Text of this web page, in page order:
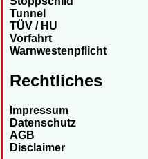
Tunnel
TÜV / HU
Vorfahrt
Warnwestenpflicht
Rechtliches
Impressum
Datenschutz
AGB
Disclaimer